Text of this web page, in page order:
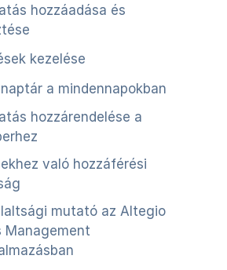
hozzáadása és
kezelése
a mindennapokban
hozzárendelése a
való hozzáférési
mutató az Altegio
Management